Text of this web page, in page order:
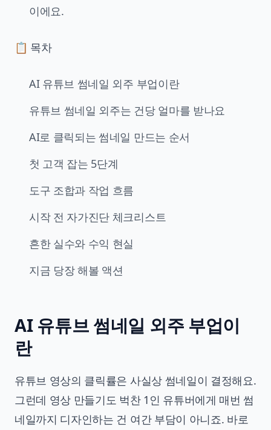
이에요.
📋 목차
AI 유튜브 썸네일 외주 부업이란
유튜브 썸네일 외주는 건당 얼마를 받나요
AI로 클릭되는 썸네일 만드는 순서
첫 고객 잡는 5단계
도구 조합과 작업 흐름
시작 전 자가진단 체크리스트
흔한 실수와 수익 현실
지금 당장 해볼 액션
AI 유튜브 썸네일 외주 부업이
란
유튜브 영상의 클릭률은 사실상 썸네일이 결정해요.
그런데 영상 만들기도 벅찬 1인 유튜버에게 매번 썸
네일까지 디자인하는 건 여간 부담이 아니죠. 바로